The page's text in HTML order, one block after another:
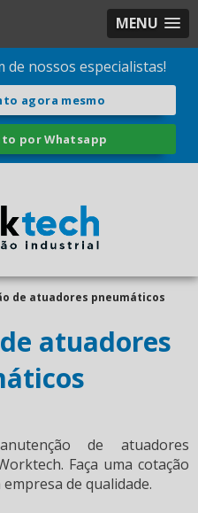
MENU
nossos especialistas!
agora mesmo
por Whatsapp
de atuadores pneumáticos
atuadores
de atuadores
Faça uma cotação
de qualidade.